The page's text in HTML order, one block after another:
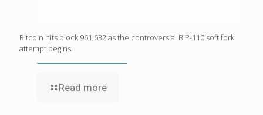
Bitcoin hits block 961,632 as the controversial BIP-110 soft fork
attempt begins
Read more